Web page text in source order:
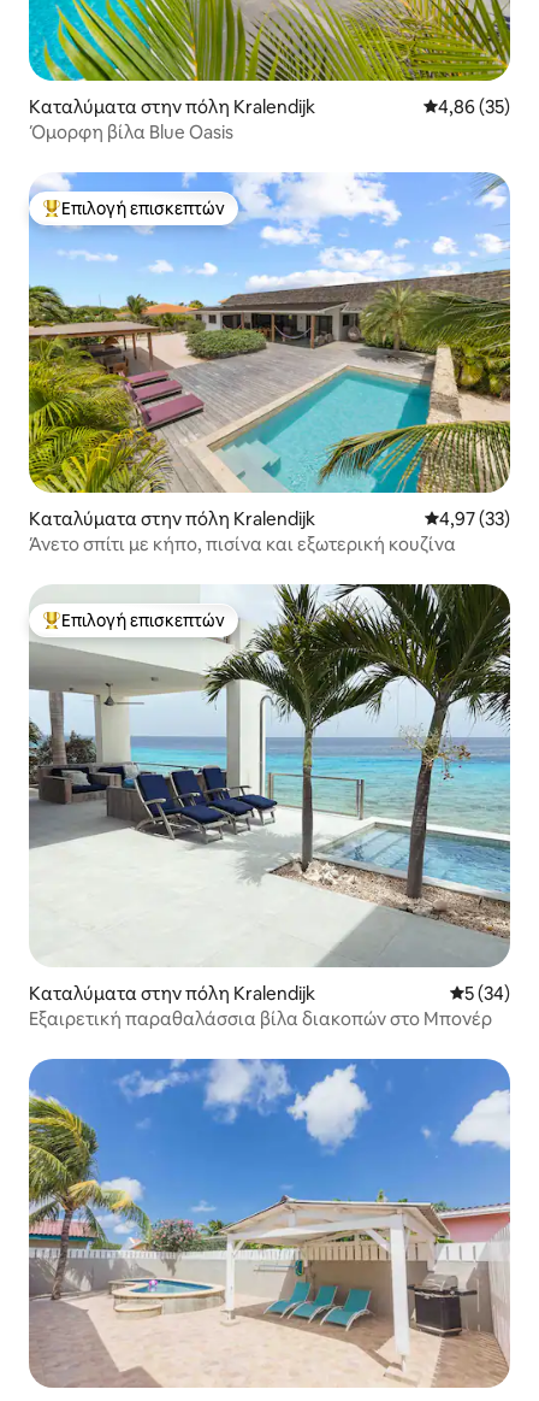
Καταλύματα στην πόλη Kralendijk Μέση
4,86 (35)
Όμορφη βίλα Blue Oasis
Κορυφαία επιλογή επισκεπτών
Επιλογή επισκεπτών
Καταλύματα στην πόλη Kralendijk Μέση
4,97 (33)
Άνετο σπίτι με κήπο, πισίνα και εξωτερική κουζίνα
Κορυφαία επιλογή επισκεπτών
Επιλογή επισκεπτών
Καταλύματα στην πόλη Kralendijk Μέση
5 (34)
Εξαιρετική παραθαλάσσια βίλα διακοπών στο Μπονέρ